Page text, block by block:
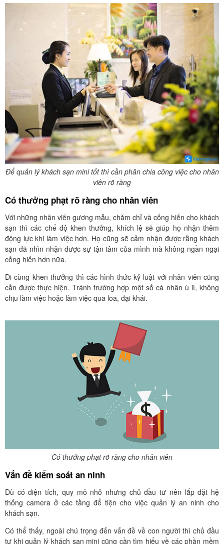
Để quản lý khách sạn mini tốt thì cần phân chia công việc cho nhân
viên rõ ràng
Có thưởng phạt rõ ràng cho nhân viên
Với những nhân viên gương mẫu, chăm chỉ và cống hiến cho khách
sạn thì các chế độ khen thưởng, khích lệ sẽ giúp họ nhận thêm
động lực khi làm việc hơn. Họ cũng sẽ cảm nhận được rằng khách
sạn đã nhìn nhận được sự tận tâm của mình mà không ngần ngại
cống hiến hơn nữa.
Đi cùng khen thưởng thì các hình thức kỷ luật với nhân viên cũng
cần được thực hiện. Tránh trường hợp một số cá nhân ù lì, không
chịu làm việc hoặc làm việc qua loa, đại khái.
Có thưởng phạt rõ ràng cho nhân viên
Vấn đề kiểm soát an ninh
Dù có diện tích, quy mô nhỏ nhưng chủ đầu tư nên lắp đặt hệ
thống camera ở các tầng để tiện cho việc quản lý an ninh cho
khách sạn.
Có thể thấy, ngoài chú trọng đến vấn đề về con người thì chủ đầu
tư khi quản lý khách sạn mini cũng cần tìm hiểu về các phần mềm